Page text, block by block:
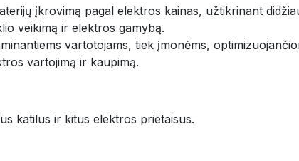
įkrovimą pagal elektros kainas, užtikrinant
veikimą ir elektros gamybą.
vartotojams, tiek įmonėms,
vartojimą ir kaupimą.
katilus ir kitus elektros prietaisus.